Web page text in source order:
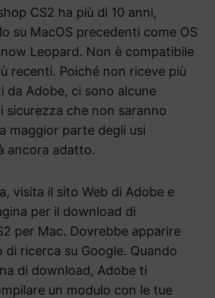
CS2 ha più di 10 anni,
su MacOS precedenti come OS
Leopard. Non è compatibile
recenti. Poiché non riceve più
da Adobe, ci sono alcune
sicurezza che non saranno
maggior parte degli usi
ancora adatto.
visita il sito Web di Adobe e
per il download di
per Mac. Dovrebbe apparire
di ricerca su Google. Quando
di download, Adobe ti
un modulo con le tue